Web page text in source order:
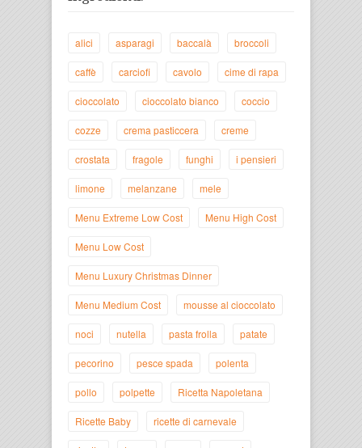
alici asparagi baccalà broccoli
caffè carciofi cavolo cime di rapa
cioccolato cioccolato bianco coccio
cozze crema pasticcera creme
crostata fragole funghi i pensieri
limone melanzane mele
Menu Extreme Low Cost Menu High Cost
Menu Low Cost
Menu Luxury Christmas Dinner
Menu Medium Cost mousse al cioccolato
noci nutella pasta frolla patate
pecorino pesce spada polenta
pollo polpette Ricetta Napoletana
Ricette Baby ricette di carnevale